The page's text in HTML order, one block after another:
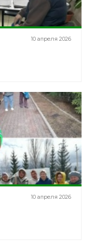
10 апреля 2026
10 апреля 2026